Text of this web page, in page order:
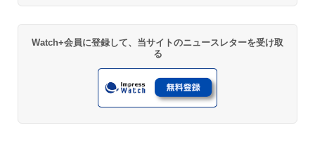
Watch+会員に登録して、当サイトのニュースレターを受け取
る